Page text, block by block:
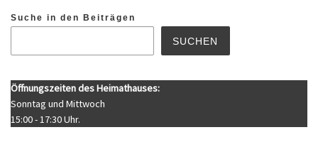
Suche in den Beiträgen
SUCHEN
Öffnungszeiten des Heimathauses:
Sonntag und Mittwoch
15:00 - 17:30 Uhr.